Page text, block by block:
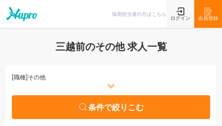
採用担当者の方はこちら
ログイン 会員登録
三越前のその他 求人一覧
[職種] その他
条件で絞りこむ